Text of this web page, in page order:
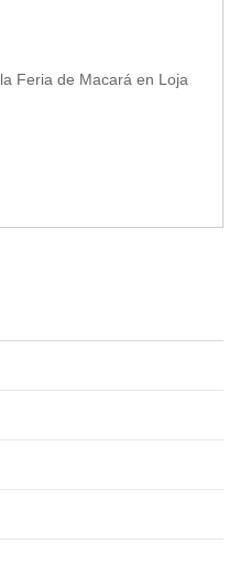
Feria de Macará en Loja